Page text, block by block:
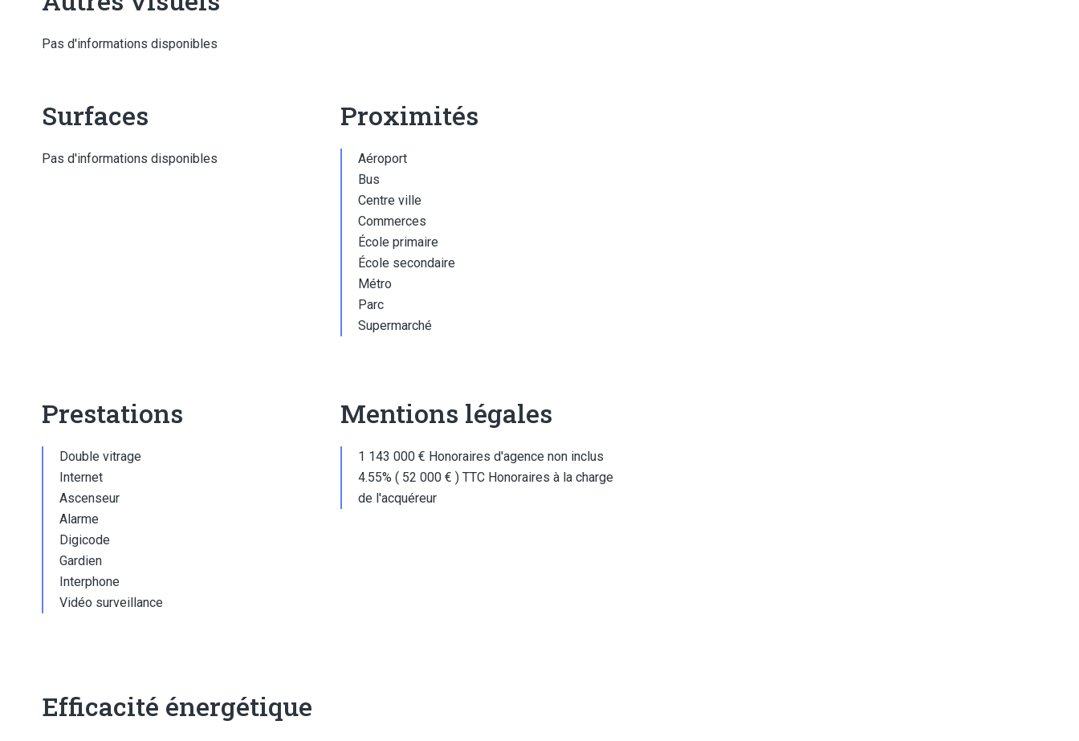
Pas d'informations disponibles
Surfaces
Pas d'informations disponibles
Proximités
Aéroport
Bus
Centre ville
Commerces
École primaire
École secondaire
Métro
Parc
Supermarché
Prestations
Double vitrage
Internet
Ascenseur
Alarme
Digicode
Gardien
Interphone
Vidéo surveillance
Mentions légales
1 143 000 € Honoraires d'agence non inclus
4.55% ( 52 000 € ) TTC Honoraires à la charge
de l'acquéreur
Efficacité énergétique